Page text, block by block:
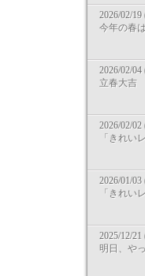
2026/02/19
今年の春
2026/02/04
立春大吉
2026/02/
「きれい
2026/01/03
「きれい
2025/12/21
明日、や